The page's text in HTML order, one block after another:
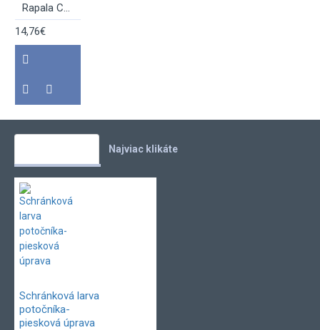
Rapala Charge ´N Glow
14,76€
Najviac klikáte
Schránková larva
potočníka-
piesková úprava